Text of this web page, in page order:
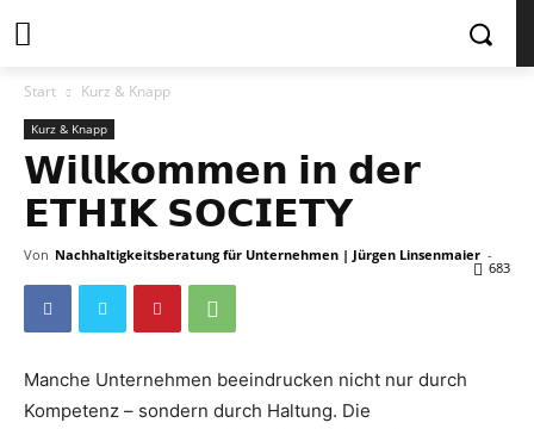
Start Kurz & Knapp
Kurz & Knapp
𝗪𝗶𝗹𝗹𝗸𝗼𝗺𝗺𝗲𝗻 𝗶𝗻 𝗱𝗲𝗿
𝗘𝗧𝗛𝗜𝗞 𝗦𝗢𝗖𝗜𝗘𝗧𝗬
Von Nachhaltigkeitsberatung für Unternehmen | Jürgen Linsenmaier -
683
Manche Unternehmen beeindrucken nicht nur durch
Kompetenz – sondern durch Haltung. Die